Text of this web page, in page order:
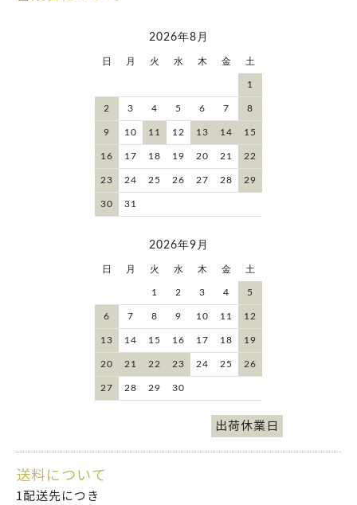
2026年8月
日 月 火 水 木 金 土
1
2 3 4 5 6 7 8
9 10 11 12 13 14 15
16 17 18 19 20 21 22
23 24 25 26 27 28 29
30 31
2026年9月
日 月 火 水 木 金 土
1 2 3 4 5
6 7 8 9 10 11 12
13 14 15 16 17 18 19
20 21 22 23 24 25 26
27 28 29 30
出荷休業日
送料について
1配送先につき